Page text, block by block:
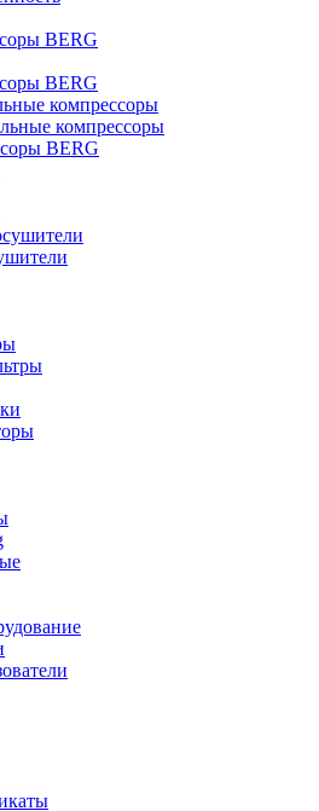
BERG
BERG
компрессоры
компрессоры
BERG